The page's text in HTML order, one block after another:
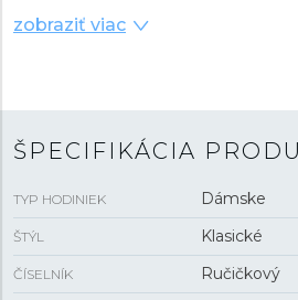
vodotesnosťou
pri sprchovaní.
zobraziť viac
ŠPECIFIKÁCIA
TYP HODINIEK Dámske
ŠTÝL Klasické
ČÍSELNÍK Ručičkový